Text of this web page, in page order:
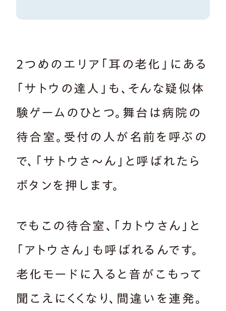
2つめのエリア「耳の老化」にある
「サトウの達人」も、そんな疑似体
験ゲームのひとつ。舞台は病院の
待合室。受付の人が名前を呼ぶの
で、「サトウさ～ん」と呼ばれたら
ボタンを押します。
でもこの待合室、「カトウさん」と
「アトウさん」も呼ばれるんです。
老化モードに入ると音がこもって
聞こえにくくなり、間違いを連発。